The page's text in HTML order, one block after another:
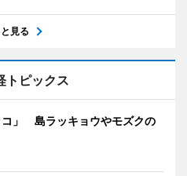
見る
トピックス
コ」 島ラッキョウやモズクの